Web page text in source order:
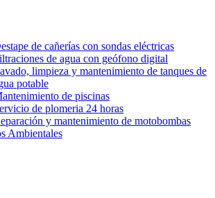
de cañerías con sondas eléctricas
de agua con geófono digital
limpieza y mantenimiento de tanques de
potable
de piscinas
de plomeria 24 horas
y mantenimiento de motobombas
Ambientales